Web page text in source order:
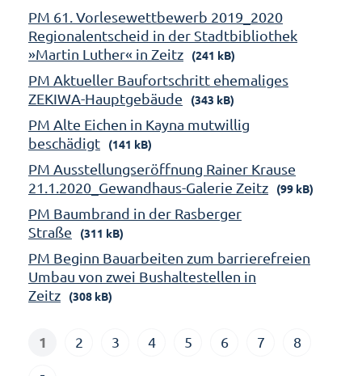
PM 61. Vorlesewettbewerb 2019_2020
Regionalentscheid in der Stadtbibliothek
»Martin Luther« in Zeitz
(241 kB)
PM Aktueller Baufortschritt ehemaliges
ZEKIWA-Hauptgebäude
(343 kB)
PM Alte Eichen in Kayna mutwillig
beschädigt
(141 kB)
PM Ausstellungseröffnung Rainer Krause
21.1.2020_Gewandhaus-Galerie Zeitz
(99 kB)
PM Baumbrand in der Rasberger
Straße
(311 kB)
PM Beginn Bauarbeiten zum barrierefreien
Umbau von zwei Bushaltestellen in
Zeitz
(308 kB)
1 2 3 4 5 6 7 8